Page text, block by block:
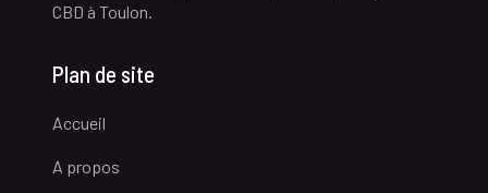
CBD à Toulon.
Plan de site
Accueil
A propos